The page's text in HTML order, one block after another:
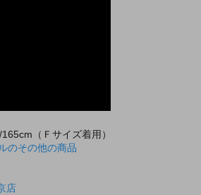
（Ｆサイズ着用）
のその他の商品
店